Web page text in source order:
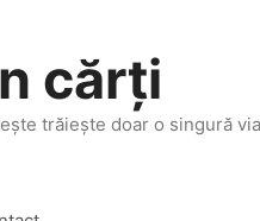
cărți
trăieşte doar o singură